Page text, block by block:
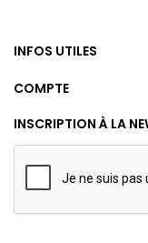
INFOS UTILES
COMPTE
INSCRIPTION À LA